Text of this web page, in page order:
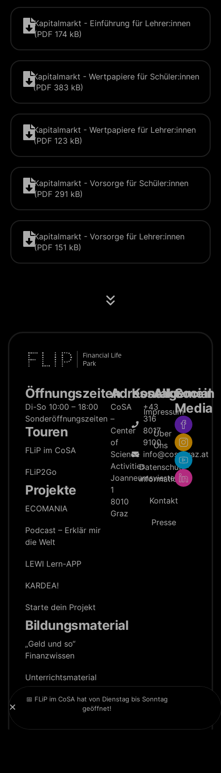
Kapitalmarkt - Einführung für Lehrer:innen
(PDF 174 kB)
Kapitalmarkt - Wertpapiere für Schüler:innen
(PDF 383 kB)
Kapitalmarkt - Wertpapiere für Lehrer:innen
(PDF 123 kB)
Kapitalmarkt - Vorsorge für Schüler:innen
(PDF 291 kB)
Kapitalmarkt - Vorsorge für Lehrer:innen
(PDF 151 kB)
Öffnungszeiten
Di-So 10:00 – 18:00
Sonderöffnungszeiten
Touren
FLiP im CoSA
FLiP2Go
Projekte
ECOMANIA
Podcast – Erklär mir
die Welt
LEWI Lern-APP
KARDEA!
Starte dein Projekt
Bildungsmaterial
„Geld und so“
Finanzwissen
Unterrichts­material
Lexikon
Adresse
CoSA
–
Center
of
Science
Activities
Joanneumsviertel
1
8010
Graz
Kontakt
+43
316
8017
9100
info@cosagraz.at
Allgemein
Impressum
Über
Uns
Datenschutz­
information
Kontakt
Presse
Social
Media
📅 FLiP im CoSA hat von Dienstag bis Sonntag
geöffnet!